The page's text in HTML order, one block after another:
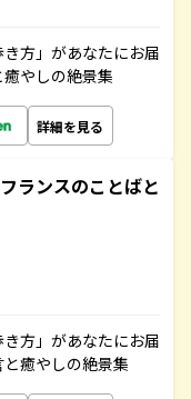
方」があなたにお届
やしの絶景集
詳細を見る
ランスのことばと
方」があなたにお届
癒やしの絶景集